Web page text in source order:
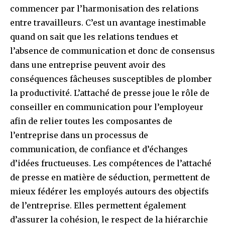
commencer par l’harmonisation des relations
entre travailleurs. C’est un avantage inestimable
quand on sait que les relations tendues et
l’absence de communication et donc de consensus
dans une entreprise peuvent avoir des
conséquences fâcheuses susceptibles de plomber
la productivité. L’attaché de presse joue le rôle de
conseiller en communication pour l’employeur
afin de relier toutes les composantes de
l’entreprise dans un processus de
communication, de confiance et d’échanges
d’idées fructueuses. Les compétences de l’attaché
de presse en matière de séduction, permettent de
mieux fédérer les employés autours des objectifs
de l’entreprise. Elles permettent également
d’assurer la cohésion, le respect de la hiérarchie